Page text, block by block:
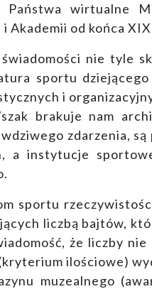
wirtualne
od końca
nie tyle
sportu
i
brakuje nam
zdarzenia,
a instytucje
sportu
liczbą bajtów,
że liczby nie
ilościowe)
muzealnego